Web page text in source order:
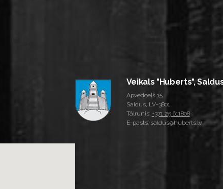
Veikals "Huberts",
Apvedceļš 15
Saldus, LV-3801
Tālrunis: +371 25 611808
E-pasts: saldus@huberts.lv